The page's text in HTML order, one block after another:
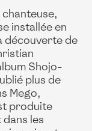
installée en
découverte de
Shojo-
plus de
Mego,
produite
les